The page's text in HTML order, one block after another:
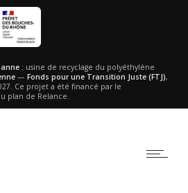
: usine de recyclage du polyéthylène
— Fonds pour une Transition Juste (FTJ),
Ce projet a été financé par le
plan de Relance.